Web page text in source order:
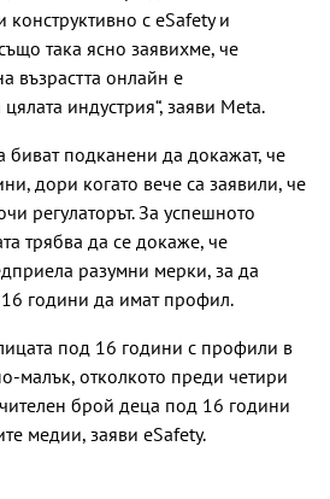
конструктивно с eSafety и
така ясно заявихме, че
възрастта онлайн е
индустрия“, заяви Meta.
биват подканени да докажат, че
дори когато вече са заявили, че
регулаторът. За успешното
трябва да се докаже, че
разумни мерки, за да
години да имат профил.
под 16 години с профили в
малък, отколкото преди четири
брой деца под 16 години
медии, заяви eSafety.